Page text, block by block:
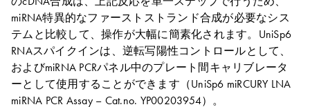
miRNA特異的なファーストストランド合成が必要なシス
テムと比較して、操作が大幅に簡素化されます。UniSp6
RNAスパイクインは、逆転写陽性コントロールとして、
およびmiRNA PCRパネル中のプレート間キャリブレータ
ーとして使用することができます（UniSp6 miRCURY LNA
miRNA PCR Assay – Cat.no. YP00203954）。